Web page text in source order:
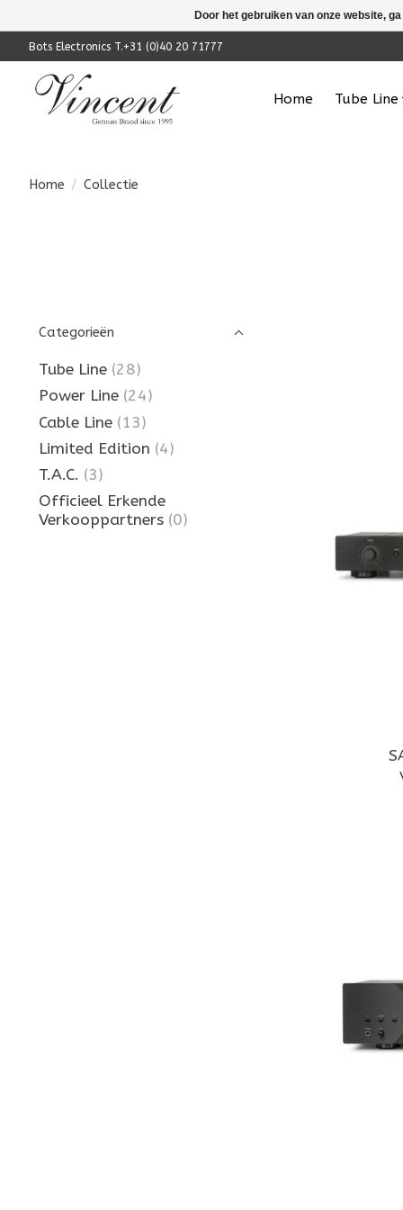
Bots Electronics T.+31 (0)40 20 71777
Home Tube Line
Home / Collectie
Categorieën
Tube Line (28)
Power Line (24)
Cable Line (13)
Limited Edition (4)
T.A.C. (3)
Officieel Erkende
Verkooppartners (0)
Door het gebruiken van onze website,